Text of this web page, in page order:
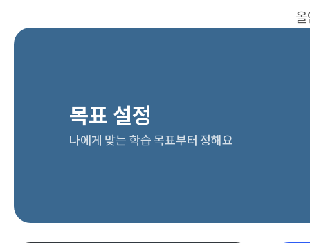
목표 설정
나에게 맞는 학습 목표부터 정해요